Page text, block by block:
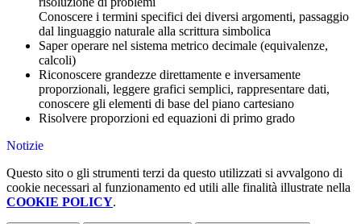
Conoscere i termini specifici dei diversi argomenti, passaggio
dal linguaggio naturale alla scrittura simbolica
Saper operare nel sistema metrico decimale (equivalenze,
calcoli)
Riconoscere grandezze direttamente e inversamente
proporzionali, leggere grafici semplici, rappresentare dati,
conoscere gli elementi di base del piano cartesiano
Risolvere proporzioni ed equazioni di primo grado
Notizie
Questo sito o gli strumenti terzi da questo utilizzati si avvalgono di
cookie necessari al funzionamento ed utili alle finalità illustrate nella
COOKIE POLICY.